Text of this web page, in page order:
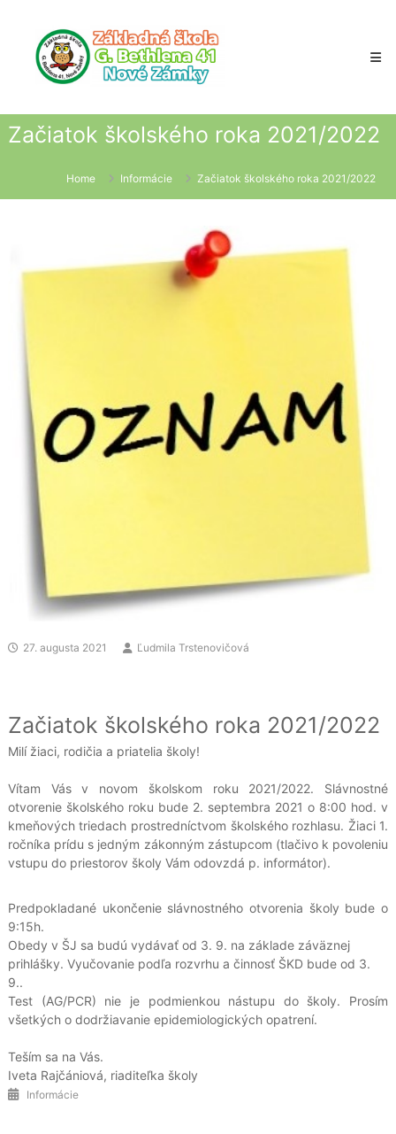
content
Začiatok školského roka 2021/2022
Home Informácie Začiatok školského roka 2021/2022
27. augusta 2021 Ľudmila Trstenovičová
Začiatok školského roka 2021/2022
Milí žiaci, rodičia a priatelia školy!
Vítam Vás v novom školskom roku 2021/2022. Slávnostné
otvorenie školského roku bude 2. septembra 2021 o 8:00 hod. v
kmeňových triedach prostredníctvom školského rozhlasu. Žiaci 1.
ročníka prídu s jedným zákonným zástupcom (tlačivo k povoleniu
vstupu do priestorov školy Vám odovzdá p. informátor).
Predpokladané ukončenie slávnostného otvorenia školy bude o
9:15h.
Obedy v ŠJ sa budú vydávať od 3. 9. na základe záväznej
prihlášky. Vyučovanie podľa rozvrhu a činnosť ŠKD bude od 3.
9..
Test (AG/PCR) nie je podmienkou nástupu do školy. Prosím
všetkých o dodržiavanie epidemiologických opatrení.
Teším sa na Vás.
Iveta Rajčániová, riaditeľka školy
Informácie